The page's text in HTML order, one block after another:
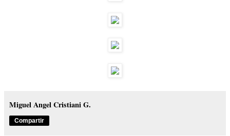
Miguel Angel Cristiani G.
Compartir